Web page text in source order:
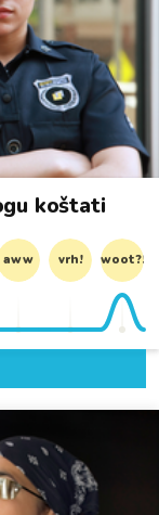
koštati
aww vrh! woot?!